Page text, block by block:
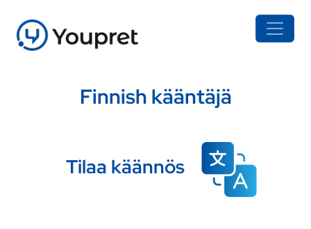
Finnish kääntäjä
Tilaa käännös